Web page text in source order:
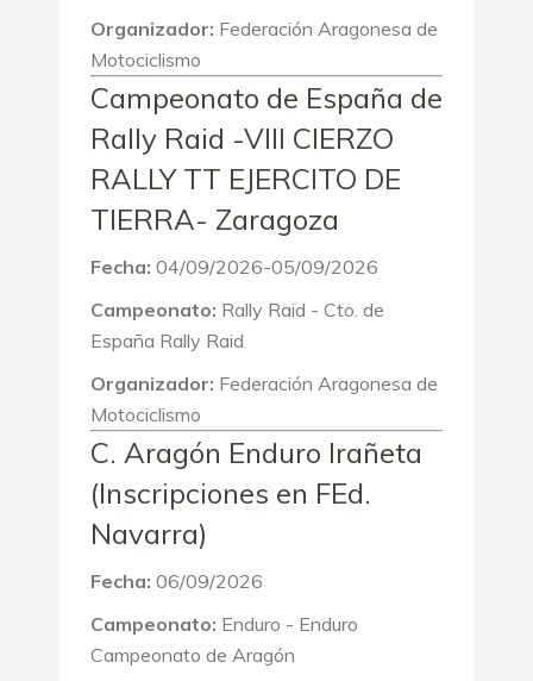
Organizador: Federación Aragonesa de
Motociclismo
Campeonato de España de
Rally Raid -VIII CIERZO
RALLY TT EJERCITO DE
TIERRA- Zaragoza
Fecha: 04/09/2026-05/09/2026
Campeonato: Rally Raid - Cto. de
España Rally Raid
Organizador: Federación Aragonesa de
Motociclismo
C. Aragón Enduro Irañeta
(Inscripciones en FEd.
Navarra)
Fecha: 06/09/2026
Campeonato: Enduro - Enduro
Campeonato de Aragón